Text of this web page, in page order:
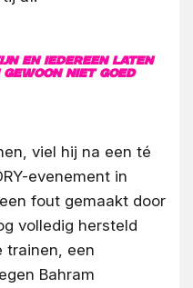
en iedereen laten
niet goed
viel hij na een té
evenement in
fout gemaakt door
volledig hersteld
trainen, een
Bahram